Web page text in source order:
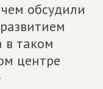
обсудили
в таком
центре